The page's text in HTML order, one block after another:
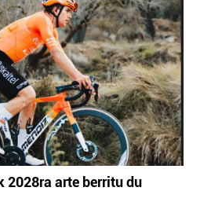
2028ra arte berritu du